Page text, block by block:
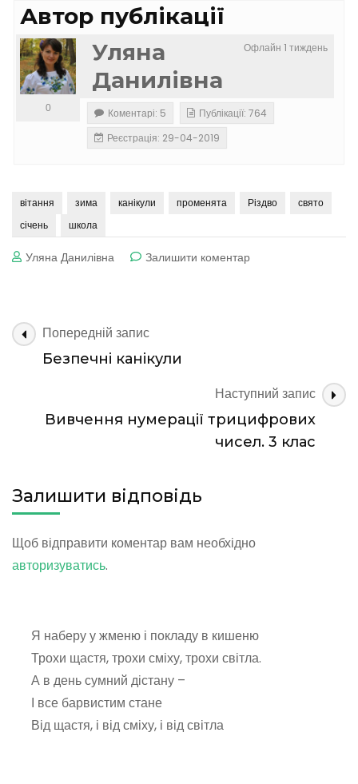
Автор публікації
Офлайн 1 тиждень
Уляна
Данилівна
0 Коментарі: 5
Публікації: 764
Реєстрація: 29-04-2019
вітання зима канікули променята Різдво
свято
січень
школа
Уляна Данилівна Залишити коментардо
Навігація
по
Попередній запис
Безпечні канікули
Наступний запис
Вивчення нумерації трицифрових
чисел. 3 клас
Залишити відповідь
Щоб відправити коментар вам необхідно
авторизуватись.
Я наберу у жменю і покладу в кишеню
Трохи щастя, трохи сміху, трохи світла.
А в день сумний дістану –
І все барвистим стане
Від щастя, і від сміху, і від світла